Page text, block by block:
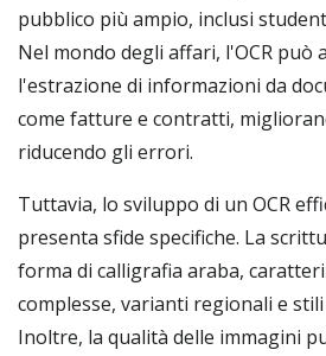
pubblico più ampio, inclusi
Nel mondo degli affari, l'OCR può
l'estrazione di informazioni da
come fatture e contratti,
riducendo gli errori.
Tuttavia, lo sviluppo di un OCR
presenta sfide specifiche. La
forma di calligrafia araba,
complesse, varianti regionali e
Inoltre, la qualità delle immagini